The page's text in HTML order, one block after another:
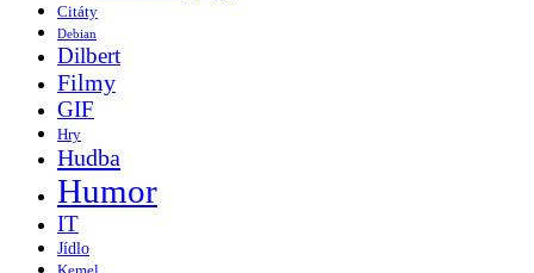
Citáty
Debian
Dilbert
Filmy
GIF
Hry
Hudba
Humor
IT
Jídlo